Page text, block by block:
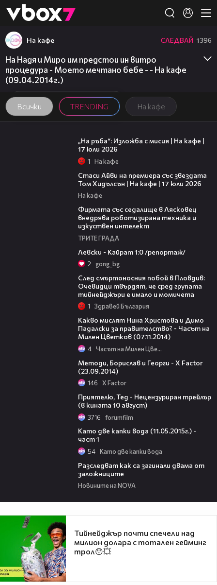
👾
Всички TRENDING На кафе
На кафе СЛЕДВАЙ 1396
На Надя и Миро им предстои ин витро
процедура - Моето мечтано бебе - - На кафе
(09.04.2014г.)
09:09
„На ръба“: Изложба с мисия | На кафе |
17 юли 2026
1 На кафе
Стаси Айви на премиера със звездата
Том Хидълсън | На кафе | 17 юли 2026
На кафе
Фирмата със седалище в Лясковец
внедрява роботизирана техника и
изкуствен интелект
ТРИТЕ ГРАДА
Левски - Кайрат 1:0 /репортаж/
2 gong_bg
След смъртоносния побой в Пловдив:
Очевидци твърдят, че сред групата
тийнейджъри е имало и момичета
1 Здравей България
Какво мислят Нина Христова и Димо
Падалски за правителство? - Часът на
Милен Цветков (07.11.2014)
4 Часът на Милен Цветков
Методи, Борислав и Георги - X Factor
(23.09.2014)
146 X Factor
Приятелю, Тед - Нецензуриран трейлър
(в кината 10 август)
3716 forumfilm
Като две капки вода (11.05.2015г.) -
част 1
54 Като две капки вода
Разследват как са загинали двама от
заложниците
Новините на NOVA
Тийнейджър почти спечели над
милион долара с тотален гейминг
трол😯💥